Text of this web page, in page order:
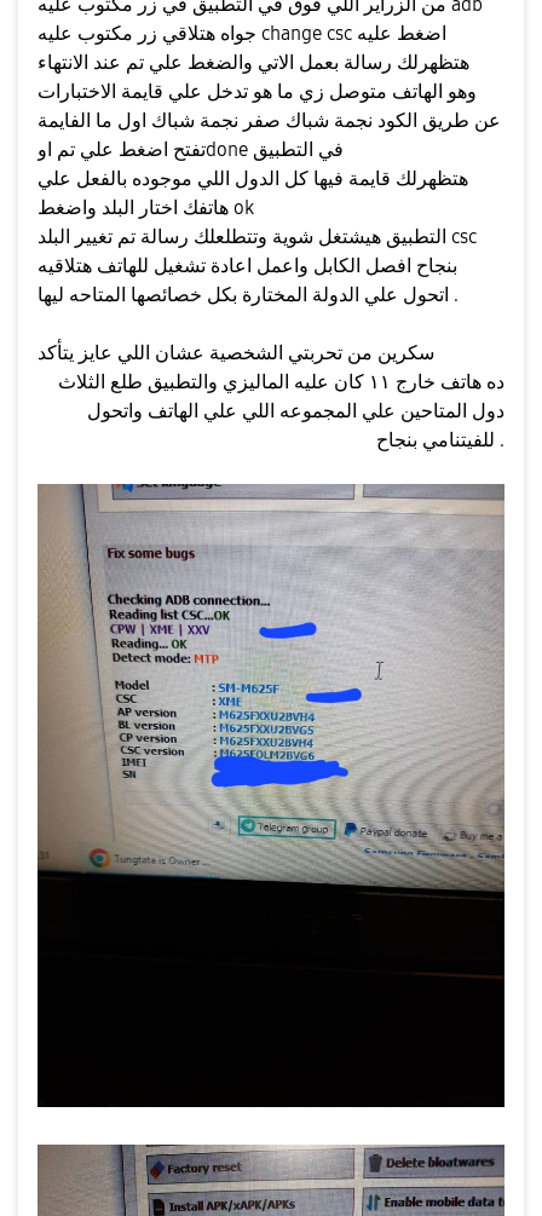
من الزراير اللي فوق في التطبيق في زر مكتوب عليه adb
هتظهرلك رسالة بعمل الاتي والضغط علي تم عند الانتهاء
وهو الهاتف متوصل زي ما هو تدخل علي قايمة الاختبارات
عن طريق الكود نجمة شباك صفر نجمة شباك اول ما الفايمة
تفتح اضغط علي تم اوdone في التطبيق
هتظهرلك قايمة فيها كل الدول اللي موجوده بالفعل علي
هاتفك اختار البلد واضغط ok
التطبيق هيشتغل شوية وتتطلعلك رسالة تم تغيير البلد csc
بنجاح افصل الكابل واعمل اعادة تشغيل للهاتف هتلاقيه
اتحول علي الدولة المختارة بكل خصائصها المتاحه ليها .
سكرين من تحربتي الشخصية عشان اللي عايز يتأكد
ده هاتف خارج ١١ كان عليه الماليزي والتطبيق طلع الثلاث
دول المتاحين علي المجموعه اللي علي الهاتف واتحول
للفيتنامي بنجاح .